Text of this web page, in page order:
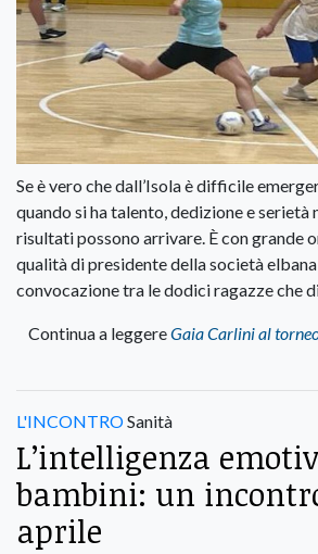
Se è vero che dall’Isola è difficile
quando si ha talento, dedizione e serietà
risultati possono arrivare. È con grande
qualità di presidente della società
convocazione tra le dodici ragazze che
Continua a leggereGaia Carlini al
L'INCONTROSanità
L’intelligenza
bambini: un
aprile